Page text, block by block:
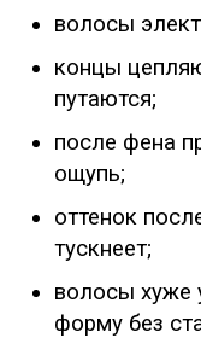
волосы
концы
путаются;
после фена
ощупь;
оттенок
тускнеет;
волосы хуже
форму без